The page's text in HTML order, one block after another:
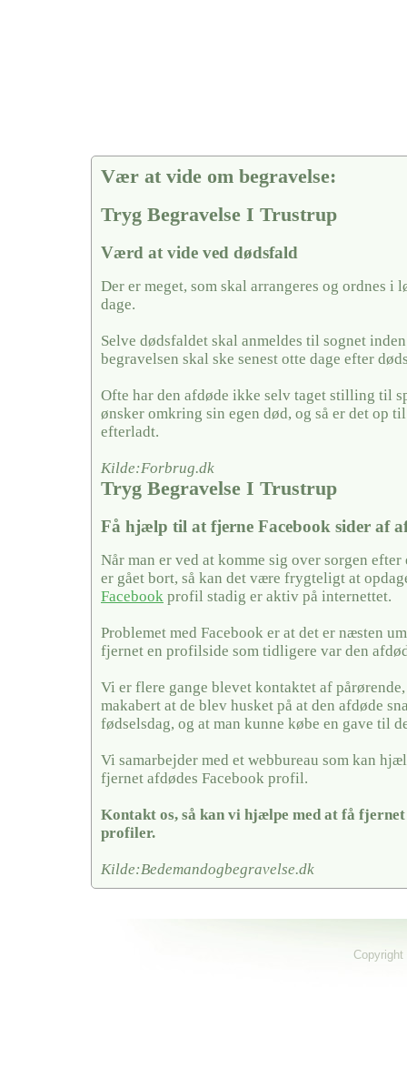
Vær at vide om begravelse:
Tryg Begravelse I Trustrup
Værd at vide ved dødsfald
Der er meget, som skal arrangeres og ordnes i
dage.
Selve dødsfaldet skal anmeldes til sognet
begravelsen skal ske senest otte dage efter
Ofte har den afdøde ikke selv taget stilling til
ønsker omkring sin egen død, og så er det op
efterladt.
Kilde:Forbrug.dk
Tryg Begravelse I Trustrup
Få hjælp til at fjerne Facebook sider af
Når man er ved at komme sig over sorgen
er gået bort, så kan det være frygteligt at
Facebook profil stadig er aktiv på internettet.
Problemet med Facebook er at det er næsten
fjernet en profilside som tidligere var den
Vi er flere gange blevet kontaktet af
makabert at de blev husket på at den afdøde
fødselsdag, og at man kunne købe en gave til
Vi samarbejder med et webbureau som kan
fjernet afdødes Facebook profil.
Kontakt os, så kan vi hjælpe med at få fjernet
profiler.
Kilde:Bedemandogbegravelse.dk